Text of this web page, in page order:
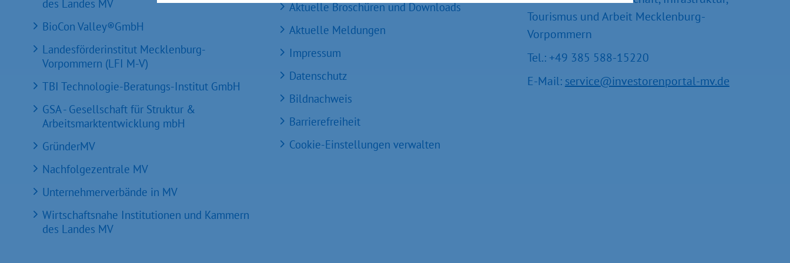
des Landes MV
BioCon Valley®GmbH
Landesförderinstitut Mecklenburg-
Vorpommern (LFI M-V)
TBI Technologie-Beratungs-Institut GmbH
GSA - Gesellschaft für Struktur &
Arbeitsmarktentwicklung mbH
GründerMV
Nachfolgezentrale MV
Unternehmerverbände in MV
Wirtschaftsnahe Institutionen und Kammern
des Landes MV
Aktuelle Broschüren und Downloads
Aktuelle Meldungen
Impressum
Datenschutz
Bildnachweis
Barrierefreiheit
Cookie-Einstellungen verwalten
Tourismus und Arbeit Mecklenburg-
Vorpommern
Tel.: +49 385 588-15220
E-Mail: service@investorenportal-mv.de